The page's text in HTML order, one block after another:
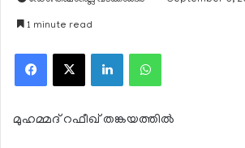
1 minute read
Facebook
X LinkedInWhatsApp
മുഹമ്മദ് റഫീഖ് തങ്കയത്തില്‍